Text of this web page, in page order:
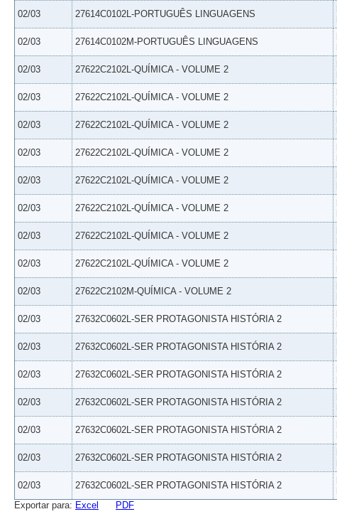
02/03 27614C0102L-PORTUGUÊS LINGUAGENS
02/03 27614C0102M-PORTUGUÊS LINGUAGENS
02/03 27622C2102L-QUÍMICA - VOLUME 2
02/03 27622C2102L-QUÍMICA - VOLUME 2
02/03 27622C2102L-QUÍMICA - VOLUME 2
02/03 27622C2102L-QUÍMICA - VOLUME 2
02/03 27622C2102L-QUÍMICA - VOLUME 2
02/03 27622C2102L-QUÍMICA - VOLUME 2
02/03 27622C2102L-QUÍMICA - VOLUME 2
02/03 27622C2102L-QUÍMICA - VOLUME 2
02/03 27622C2102M-QUÍMICA - VOLUME 2
02/03 27632C0602L-SER PROTAGONISTA HISTÓRIA 2
02/03 27632C0602L-SER PROTAGONISTA HISTÓRIA 2
02/03 27632C0602L-SER PROTAGONISTA HISTÓRIA 2
02/03 27632C0602L-SER PROTAGONISTA HISTÓRIA 2
02/03 27632C0602L-SER PROTAGONISTA HISTÓRIA 2
02/03 27632C0602L-SER PROTAGONISTA HISTÓRIA 2
02/03 27632C0602L-SER PROTAGONISTA HISTÓRIA 2
Exportar para: Excel PDF